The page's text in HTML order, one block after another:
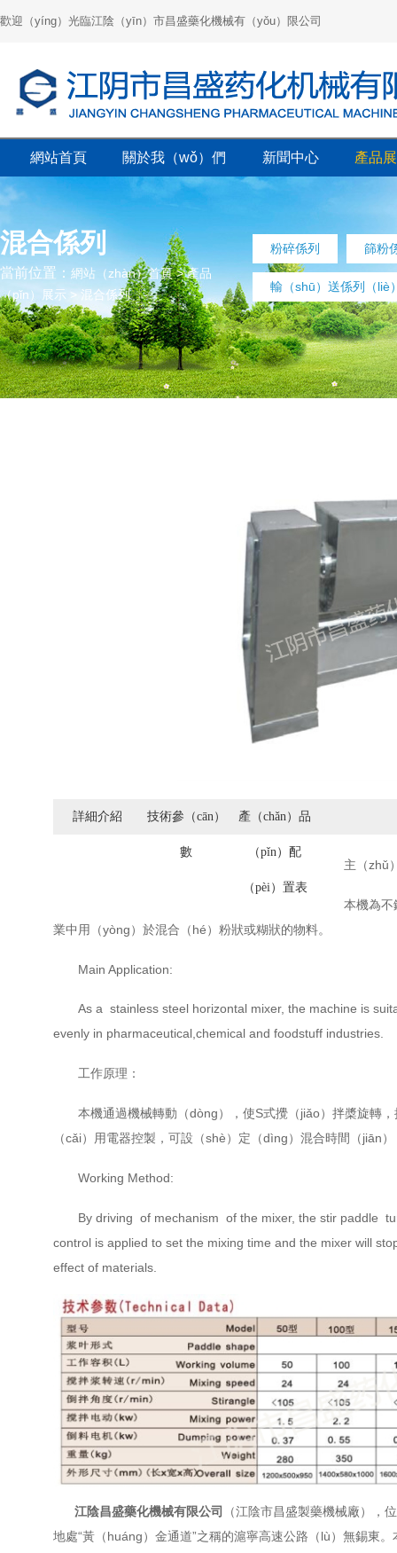
歡迎（yíng）光臨江陰（yīn）市昌盛藥化機械有（yǒu）限公司
網站首頁 關於我（wǒ）們 新聞中心 產品
粉碎係列 篩粉
輸（shū）送係列（liè
混合係列
當前位置： 網站（zhàn）首頁>產品
（pǐn）展示 > 混合係列
詳細介紹 技術參（cān）
數
產（chǎn）品
（pǐn）配
（pèi）置表
主（zhǔ
本機為不
業中用（yòng）於混合（hé）粉狀或糊狀的物料。
Main Application:
As a stainless steel horizontal mixer, the machine is
evenly in pharmaceutical,chemical and foodstuff industries.
工作原理：
本機通過機械轉動（dòng），使S式攪（jiǎo）拌槳旋轉
（cǎi）用電器控製，可設（shè）定（dìng）混合時間（jiān
Working Method:
By driving of mechanism of the mixer, the stir paddle
control is applied to set the mixing time and the mixer will
effect of materials.
江陰昌盛藥化機械有限公司
（江陰市昌盛製藥機械廠），
地處“黃（huáng）金通道”之稱的滬寧高速公路（lù）無錫東